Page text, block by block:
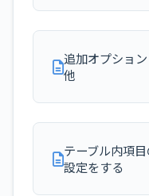
追加オプショ
他
テーブル内項
設定をする